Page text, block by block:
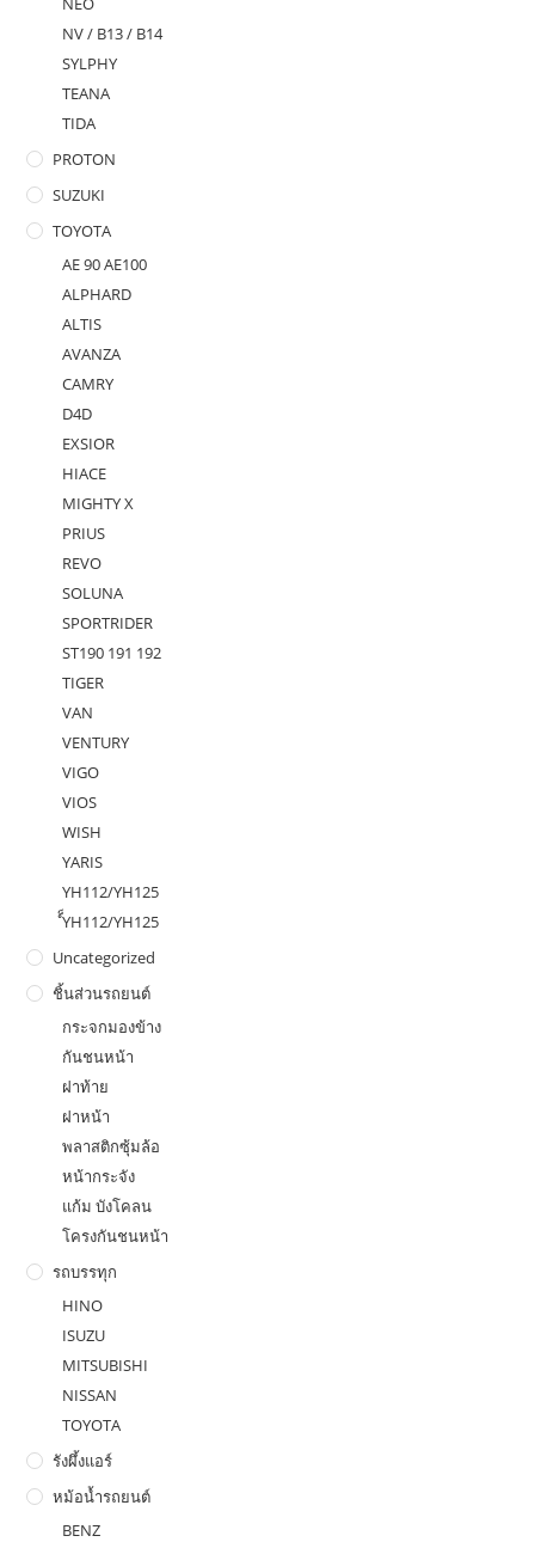
NV / B13 / B14
SYLPHY
TEANA
TIDA
PROTON
SUZUKI
TOYOTA
AE 90 AE100
ALPHARD
ALTIS
AVANZA
CAMRY
D4D
EXSIOR
HIACE
MIGHTY X
PRIUS
REVO
SOLUNA
SPORTRIDER
ST190 191 192
TIGER
VAN
VENTURY
VIGO
VIOS
WISH
YARIS
YH112/YH125
ํ็YH112/YH125
Uncategorized
ชิ้นส่วนรถยนต์
กระจกมองข้าง
กันชนหน้า
ฝาท้าย
ฝาหน้า
พลาสติกซุ้มล้อ
หน้ากระจัง
แก้ม บังโคลน
โครงกันชนหน้า
รถบรรทุก
HINO
ISUZU
MITSUBISHI
NISSAN
TOYOTA
รังผึ้งแอร์
หม้อน้ำรถยนต์
BENZ